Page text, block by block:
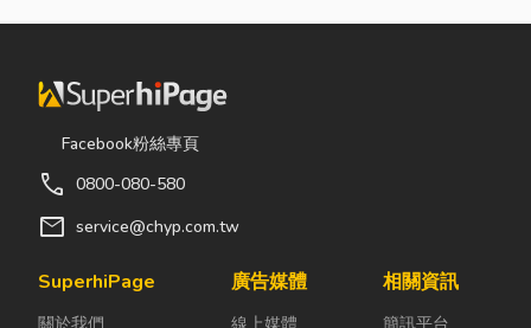
額高達 42.1
螺帽（HS
731816）產
品即占總出口
在面對全球客
戶對扣件精度
日益嚴苛的趨
的融資方式，
能取得資金應
依承作單位不
為證券公司的
天都在使用的
氣候潮濕多
Facebook粉絲專頁
call 0800-080-580
mail service@chyp.com.tw
SuperhiPage
關於我們
廣告媒體
線上媒體
相關資訊
簡訊平台